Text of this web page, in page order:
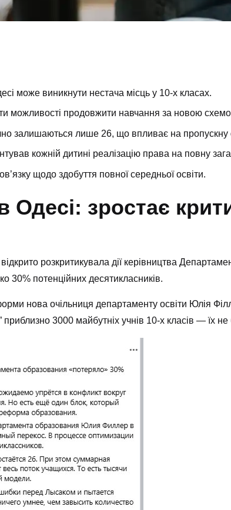
може виникнути нестача місць у 10-х класах.
можливості продовжити навчання за новою
залишаються лише 26, що впливає на пропускну
кожній дитині реалізацію права на повну
щодо здобуття повної середньої освіти.
зростає
розкритикувала дії керівництва
30% потенційних десятикласників.
нова очільниця департаменту освіти Юлія
3000 майбутніх учнів 10-х класів — їх